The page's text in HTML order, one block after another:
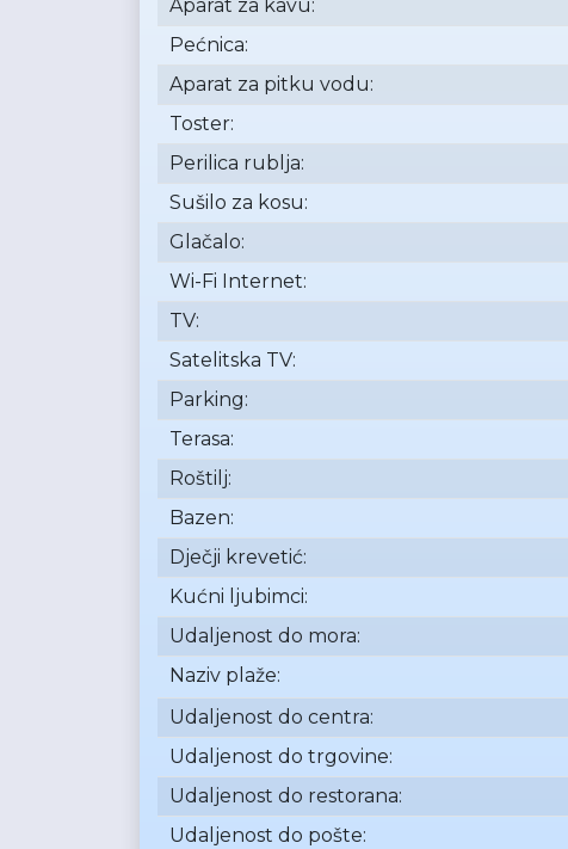
Aparat za kavu:
Pećnica:
Aparat za pitku vodu:
Toster:
Perilica rublja:
Sušilo za kosu:
Glačalo:
Wi-Fi Internet:
TV:
Satelitska TV:
Parking:
Terasa:
Roštilj:
Bazen:
Dječji krevetić:
Kućni ljubimci:
Udaljenost do mora:
Naziv plaže:
Udaljenost do centra:
Udaljenost do trgovine:
Udaljenost do restorana:
Udaljenost do pošte: